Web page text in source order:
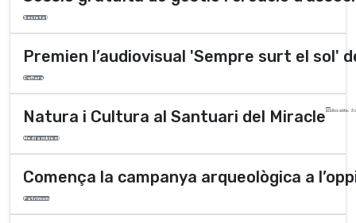
Societat
Premien l’audiovisual 'Sempre surt el sol'
Cultura
Natura i Cultura al Santuari del Miracle dissabte, 3
Medi ambient
Comença la campanya arqueològica a
Patrimoni